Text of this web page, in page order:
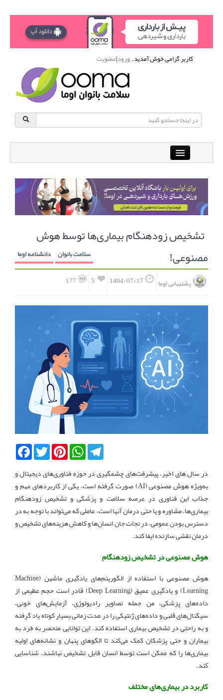
کاربر گرامی خوش آمدید.ورود|عضویت
باشگاه آنلاین ورزشی اوما
دانشنامه سلامت بانوان پرسش و پاسخ
انجمن متخصصین زنان و اوما انتخاب نام کودک
فهرست مواد غذایی اپلیکیشن بارداری و کودک اوما
تشخیص زودهنگام بیماری‌ها توسط هوش
مصنوعی!
دانشنامه اوما سلامت بانوان
177 5 1404/07/17 پشتیبانی اوما
FacebookTwitterPinterestWhatsAppTelegram
در سال های اخیر، پیشرفت‌های چشمگیری در حوزه فناوری‌های دیجیتال و
به‌ویژه هوش مصنوعی (AI) صورت گرفته است، یکی از کاربردهای مهم و
جذاب این فناوری در عرصه سلامت و پزشکی و تشخیص زودهنگام
بیماری‌ها، مشاوره و یا حتی درمان آنها است، عاملی که می‌تواند با توجه به در
دسترس بودن عمومی، در نجات جان انسان‌ها و کاهش هزینه‌های تشخیص و
درمان نقشی سازنده ایفا کند.
هوش مصنوعی در تشخیص زودهنگام
هوش مصنوعی با استفاده از الگوریتم‌های یادگیری ماشین (Machine
Learning) و یادگیری عمیق (Deep Learning) قادر است حجم عظیمی از
داده‌های پزشکی، من جمله تصاویر رادیولوژی، آزمایش‌های خونی،
سیگنال‌های قلبی و داده‌های ژنتیکی را در مدت زمانی بسیار کوتاه یاد گرفته
و به راحتی در تشخیص بیماری استفاده کند. این توانایی منحصر به فرد به
بیماران و حتی پزشکان کمک می‌کند تا الگوهای پنهان و نشانه‌های اولیه
بیماری‌ها را که ممکن است توسط انسان قابل تشخیص نباشند، شناسایی
کند.
کاربرد در بیماری‌های مختلف